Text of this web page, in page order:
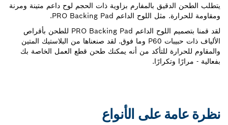
يتطلب الطحن الدقيق بالمفارم بزاوية ذات الحجم لوح داعم متينة ومرنة
ومقاومة للحرارة. مثل اللوح الداعم PRO Backing Pad.
لقد قمنا بتصميم اللوح الداعم PRO Backing Pad للطحن بأقراص
الألياف ذات حبيبات P60 وما فوق. لقد صنعناها من البلاستيك المتين
والمقاوم للحرارة للتأكد من أنه يمكنك طحن قطع العمل الخاصة بك
بفعالية - مرارًا وتكرارًا.
نظرة عامة على الأنواع